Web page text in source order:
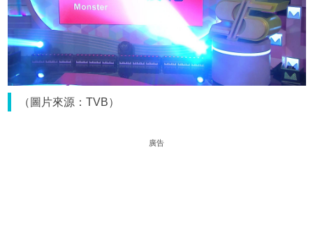
（圖片來源：TVB）
廣告